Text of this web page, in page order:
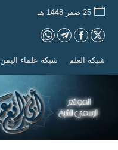
25 صفر 1448 هـ
شبكة العلم شبكة علماء اليمن